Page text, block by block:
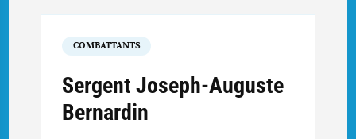
COMBATTANTS
Sergent Joseph-Auguste
Bernardin